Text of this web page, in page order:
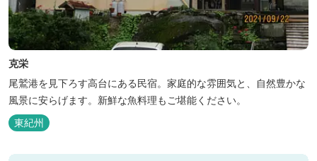
克栄
尾鷲港を見下ろす高台にある民宿。家庭的な雰囲気と、自然豊かな
風景に安らげます。新鮮な魚料理もご堪能ください。
東紀州